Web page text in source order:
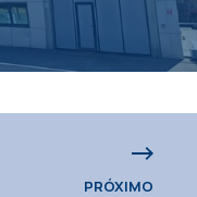
PRÓXIMO